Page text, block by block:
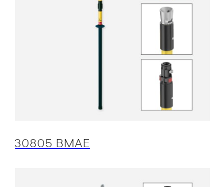
30805 BMAE